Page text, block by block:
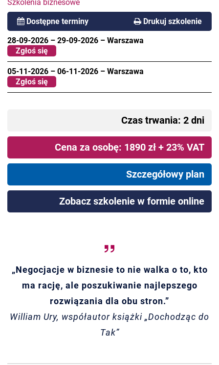
Szkolenia biznesowe
Dostępne terminy Drukuj szkolenie
28-09-2026 – 29-09-2026 – Warszawa
Zgłoś się
05-11-2026 – 06-11-2026 – Warszawa
Zgłoś się
Czas trwania: 2 dni
Cena za osobę: 1890 zł + 23% VAT
Szczegółowy plan
Zobacz szkolenie w formie online
„Negocjacje w biznesie to nie walka o to, kto
ma rację, ale poszukiwanie najlepszego
rozwiązania dla obu stron.”
William Ury, współautor książki „Dochodząc do
Tak”